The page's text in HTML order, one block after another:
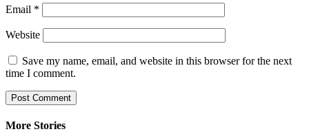
Email *
Website
Save my name, email, and website in this browser for the next
time I comment.
More Stories